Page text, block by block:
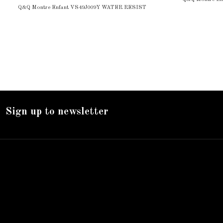
Q&Q Montre Enfant VS49J009Y WATER RESIST
Sign up to newsletter